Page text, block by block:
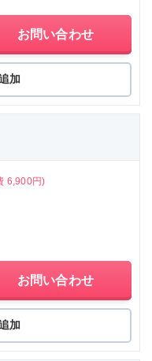
お問い合わせ
加
6,900円)
お問い合わせ
加